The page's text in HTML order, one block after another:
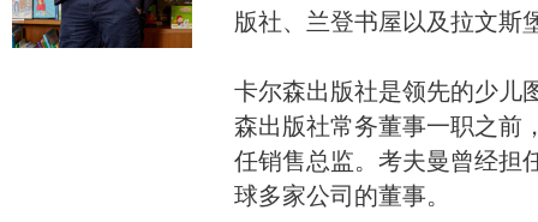
版社、兰登书屋以及拉文斯
卡尔森出版社是领先的少儿
森出版社常务董事一职之前
任销售总监。考夫曼曾经担
球多家公司的董事。